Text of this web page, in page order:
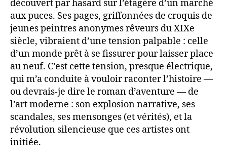
découvert par hasard sur l’étagère d’un marché
aux puces. Ses pages, griffonnées de croquis de
jeunes peintres anonymes rêveurs du XIXe
siècle, vibraient d’une tension palpable : celle
d’un monde prêt à se fissurer pour laisser place
au neuf. C’est cette tension, presque électrique,
qui m’a conduite à vouloir raconter l’histoire —
ou devrais-je dire le roman d’aventure — de
l’art moderne : son explosion narrative, ses
scandales, ses mensonges (et vérités), et la
révolution silencieuse que ces artistes ont
initiée.